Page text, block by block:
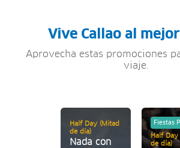
Vive Callao al
Aprovecha estas promociones
viaje.
Half Day (Mitad
de día)
Nada con
Fiestas
Half Day
de día)